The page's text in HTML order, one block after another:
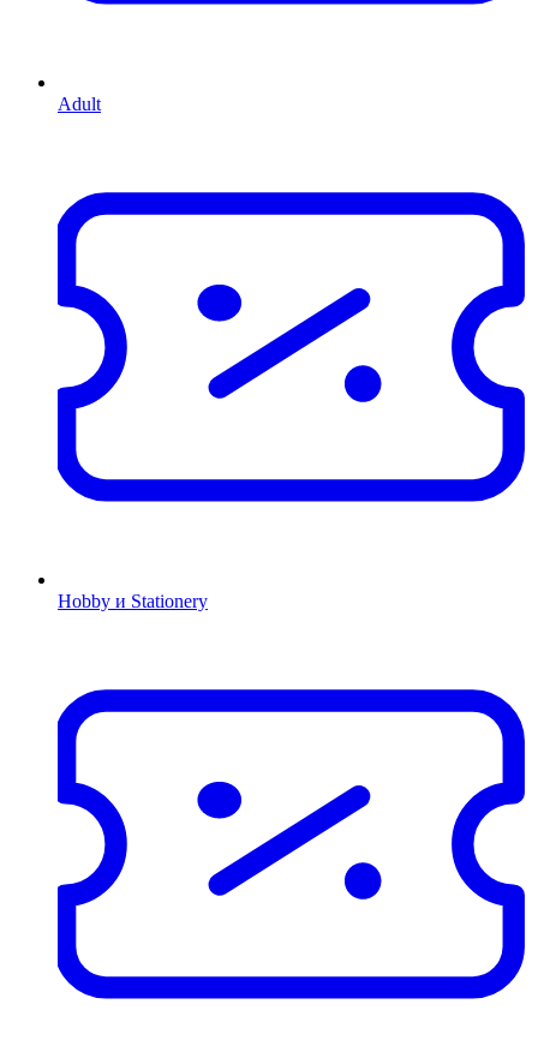
Adult
Hobby и Stationery